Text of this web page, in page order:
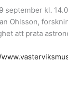
september kl.
Ohlsson,
att prata